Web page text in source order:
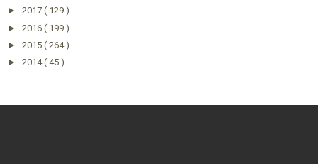
► 2017 ( 129 )
► 2016 ( 199 )
► 2015 ( 264 )
► 2014( 45 )